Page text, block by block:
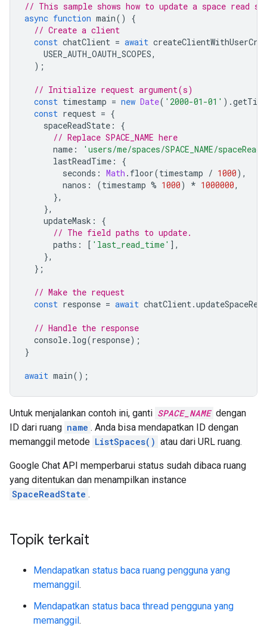
// This sample shows how to update a space read
async function main()
{
// Create a client
const chatClient = await
USER_AUTH_OAUTH_SCOPES,
);
// Initialize request argument(s)
const timestamp = new Date( '2000-01-01' ).getTime
const request = {
spaceReadState :
{
// Replace SPACE_NAME here
name :
'users/me/spaces/SPACE_NAME/
lastReadTime :
{
seconds : Math . floor(timestamp / 1000),
nanos : (timestamp % 1000) * 1000000,
},
},
updateMask :
{
// The field paths to update.
paths : [ 'last_read_time' ],
},
};
// Make the request
const response = await chatClient.
// Handle the response
console. log(response);
}
await main();
Untuk menjalankan contoh ini, ganti SPACE_NAME dengan
ID dari ruang name . Anda bisa mendapatkan ID dengan
memanggil metode ListSpaces() atau dari URL ruang.
Google Chat API memperbarui status sudah dibaca ruang
yang ditentukan dan menampilkan instance
SpaceReadState .
Topik terkait
Mendapatkan status baca ruang pengguna yang
memanggil.
Mendapatkan status baca thread pengguna yang
memanggil.